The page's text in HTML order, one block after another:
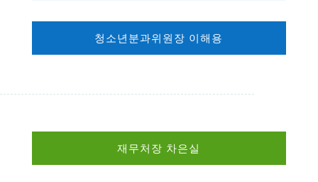
청소년분과위원장 이해용
재무처장 차은실